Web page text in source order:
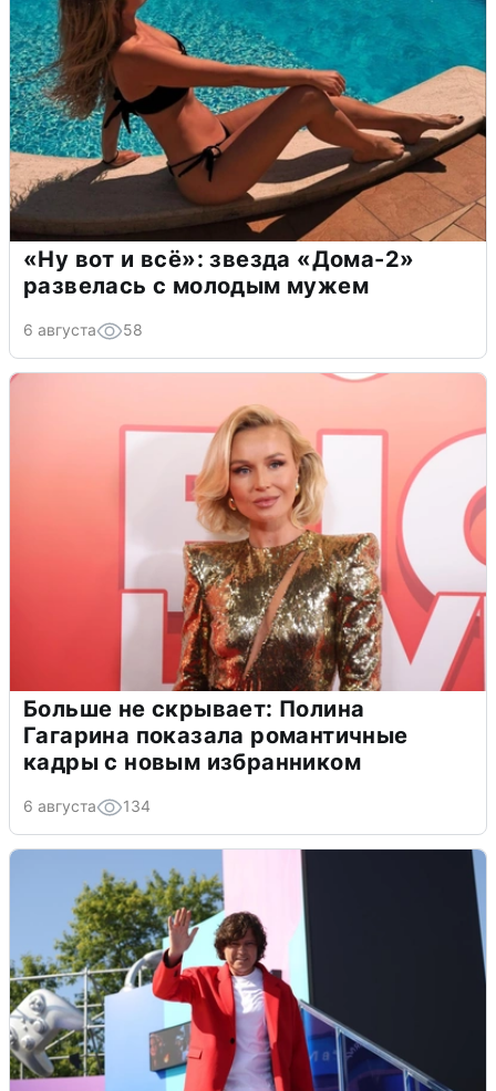
«Ну вот и всё»: звезда «Дома-2»
развелась с молодым мужем
6 августа 58
Больше не скрывает: Полина
Гагарина показала романтичные
кадры с новым избранником
6 августа 134